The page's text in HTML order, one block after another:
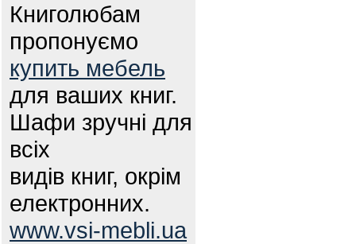
Книголюбам
пропонуємо
купить мебель
для ваших книг.
Шафи зручні для
всіх
видів книг, окрім
електронних.
www.vsi-mebli.ua